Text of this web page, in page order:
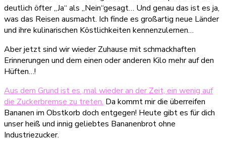
deutlich öfter „Ja“ als „Nein“gesagt… Und genau das ist es ja,
was das Reisen ausmacht. Ich finde es großartig neue Länder
und ihre kulinarischen Köstlichkeiten kennenzulernen…
Aber jetzt sind wir wieder Zuhause mit schmackhaften
Erinnerungen und dem einen oder anderen Kilo mehr auf den
Hüften…!
Aus dem Grund ist es ‚mal wieder an der Zeit, ein wenig auf
die Zuckerbremse zu treten. Da kommt mir die überreifen
Bananen im Obstkorb doch entgegen! Heute gibt es für dich
unser heiß und innig geliebtes Bananenbrot ohne
Industriezucker.